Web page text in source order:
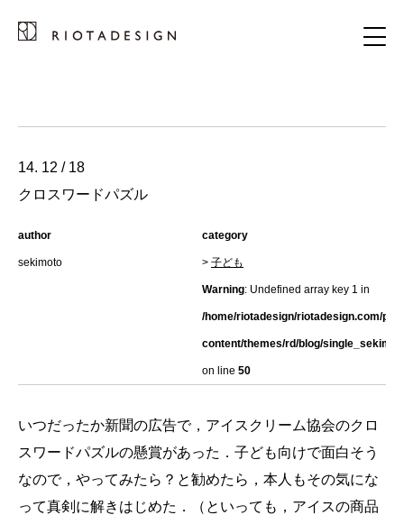
14. 12 / 18
クロスワードパズル
author
sekimoto
category
> 子ども
Warning: Undefined array key 1 in
/home/riotadesign/riotadesign.com/
content/themes/rd/blog/
on line 50
いつだったか新聞の広告で，アイスクリーム協会のクロ
スワードパズルの懸賞があった．子ども向けで面白そう
なので，やってみたら？と勧めたら，本人もその気にな
って真剣に解きはじめた．（といっても，アイスの商品